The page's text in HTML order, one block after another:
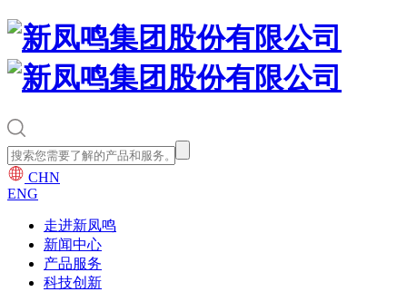
CHN
ENG
走进新凤鸣
新闻中心
产品服务
科技创新